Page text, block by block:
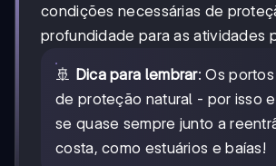
condições necessárias de
profundidade para as atividades
🚢 Dica para lembrar: Os
de proteção natural - por isso
se quase sempre junto a
costa, como estuários e baías!